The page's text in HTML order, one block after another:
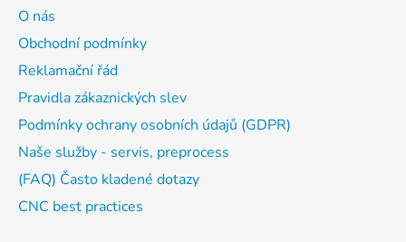
O nás
Obchodní podmínky
Reklamační řád
Pravidla zákaznických slev
Podmínky ochrany osobních údajů (GDPR)
Naše služby - servis, preprocess
(FAQ) Často kladené dotazy
CNC best practices